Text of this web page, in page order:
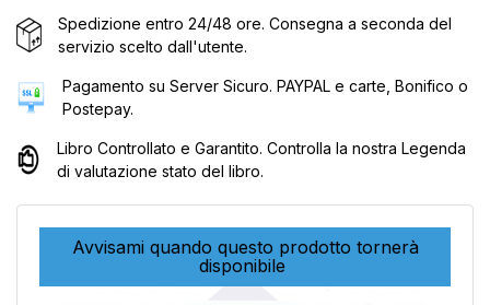
Spedizione entro 24/48 ore. Consegna a seconda del
servizio scelto dall'utente.
Pagamento su Server Sicuro. PAYPAL e carte, Bonifico o
Postepay.
Libro Controllato e Garantito. Controlla la nostra Legenda
di valutazione stato del libro.
Avvisami quando questo prodotto tornerà
disponibile